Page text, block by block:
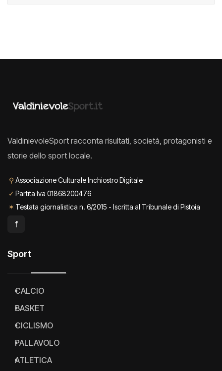
ValdinievoleSport racconta risultati, società, protagonisti e
storie dello sport locale.
⚲ Associazione Culturale Inchiostro Digitale
✓ Partita Iva 01868200476
✶ Testata giornalistica n. 6/2015 - Iscritta al Tribunale di Pistoia
f
Sport
CALCIO
BASKET
CICLISMO
PALLAVOLO
ATLETICA